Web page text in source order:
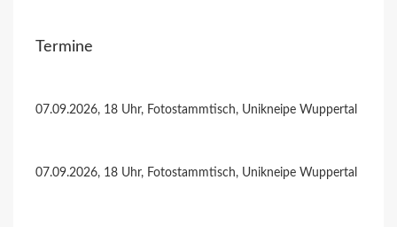
Termine
07.09.2026, 18 Uhr, Fotostammtisch, Unikneipe Wuppertal
07.09.2026, 18 Uhr, Fotostammtisch, Unikneipe Wuppertal